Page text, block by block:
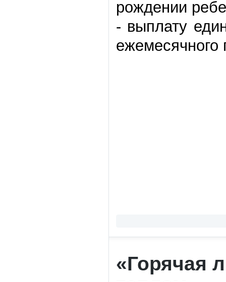
рождении
- выплату
ежемесячного
«Горячая